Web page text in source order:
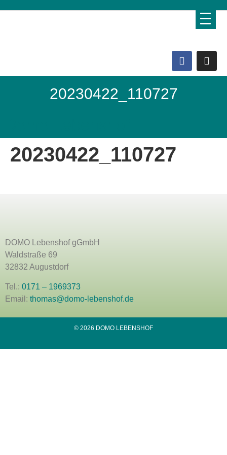
20230422_110727
20230422_110727
DOMO Lebenshof gGmbH
Waldstraße 69
32832 Augustdorf
Tel.: 0171 – 1969373
Email: thomas@domo-lebenshof.de
© 2026 DOMO LEBENSHOF